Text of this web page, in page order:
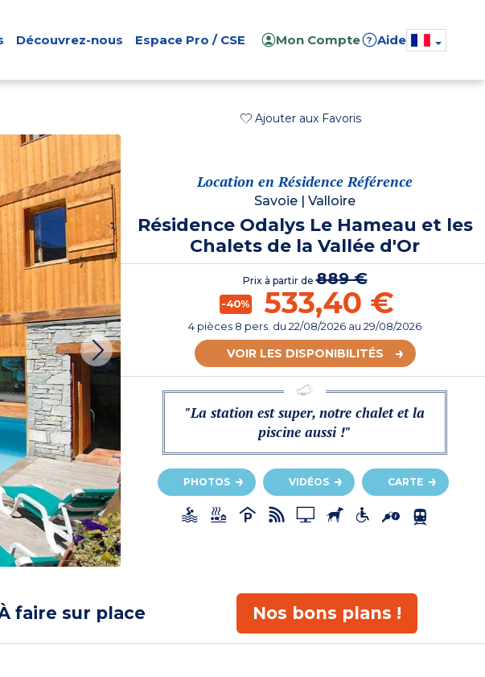
Découvrez-nous Espace Pro / CSE Mon Compte ? Aide
Ajouter aux Favoris
Location en Résidence Référence
Savoie Valloire
Résidence Odalys Le Hameau et les
Chalets de la Vallée d'Or
Prix à partir de889 €
-40% 533,40 €
4 pièces 8 pers. du 22/08/2026 au 29/08/2026
VOIR LES DISPONIBILITÉS
"La station est super, notre chalet et la
piscine aussi !"
PHOTOS VIDÉOS CARTE
faire sur place Nos bons plans !